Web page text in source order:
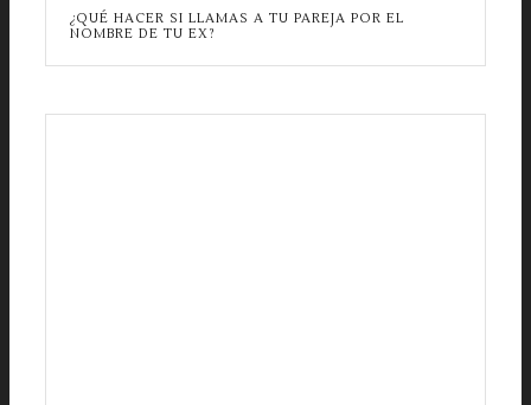
¿QUÉ HACER SI LLAMAS A TU PAREJA POR EL
NOMBRE DE TU EX?